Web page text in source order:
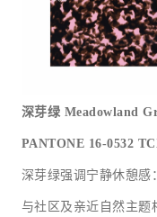
深芽绿 Meadowland
PANTONE 16-0532
深芽绿强调宁静休憩感
与社区及亲近自然主题